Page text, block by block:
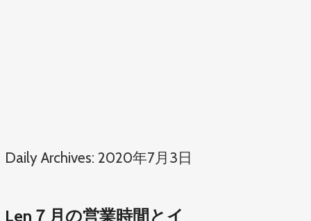
Daily Archives: 2020年7月3日
Len７月の営業時間とイ